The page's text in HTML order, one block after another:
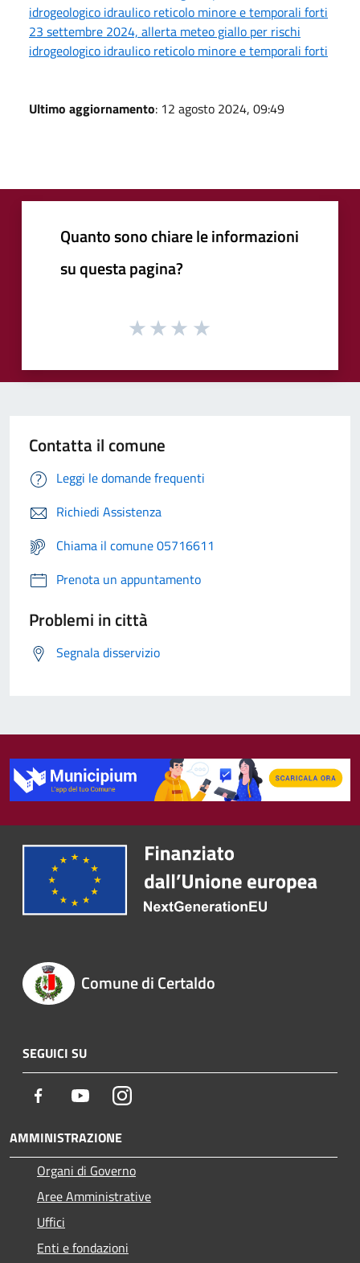
idrogeologico idraulico reticolo minore e temporali forti
23 settembre 2024, allerta meteo giallo per rischi
idrogeologico idraulico reticolo minore e temporali forti
Ultimo aggiornamento: 12 agosto 2024, 09:49
Quanto sono chiare le informazioni
su questa pagina?
Contatta il comune
Leggi le domande frequenti
Richiedi Assistenza
Chiama il comune 05716611
Prenota un appuntamento
Problemi in città
Segnala disservizio
Comune di Certaldo
SEGUICI SU
Facebook YoutubeInstagram
AMMINISTRAZIONE
Organi di Governo
Aree Amministrative
Uffici
Enti e fondazioni